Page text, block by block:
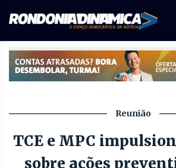
Reunião
TCE e MPC
sobre ações